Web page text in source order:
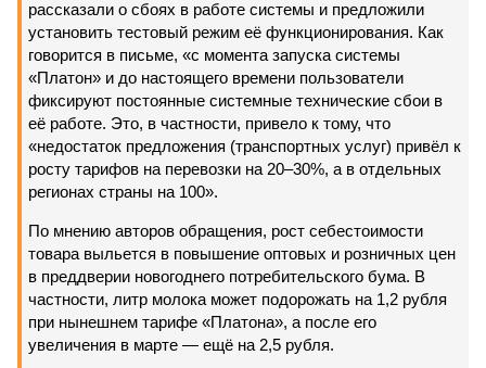
рассказали о сбоях в работе системы и предложили
установить тестовый режим её функционирования. Как
говорится в письме, «с момента запуска системы
«Платон» и до настоящего времени пользователи
фиксируют постоянные системные технические сбои в
её работе. Это, в частности, привело к тому, что
«недостаток предложения (транспортных услуг) привёл к
росту тарифов на перевозки на 20–30%, а в отдельных
регионах страны на 100».
По мнению авторов обращения, рост себестоимости
товара выльется в повышение оптовых и розничных цен
в преддверии новогоднего потребительского бума. В
частности, литр молока может подорожать на 1,2 рубля
при нынешнем тарифе «Платона», а после его
увеличения в марте — ещё на 2,5 рубля.